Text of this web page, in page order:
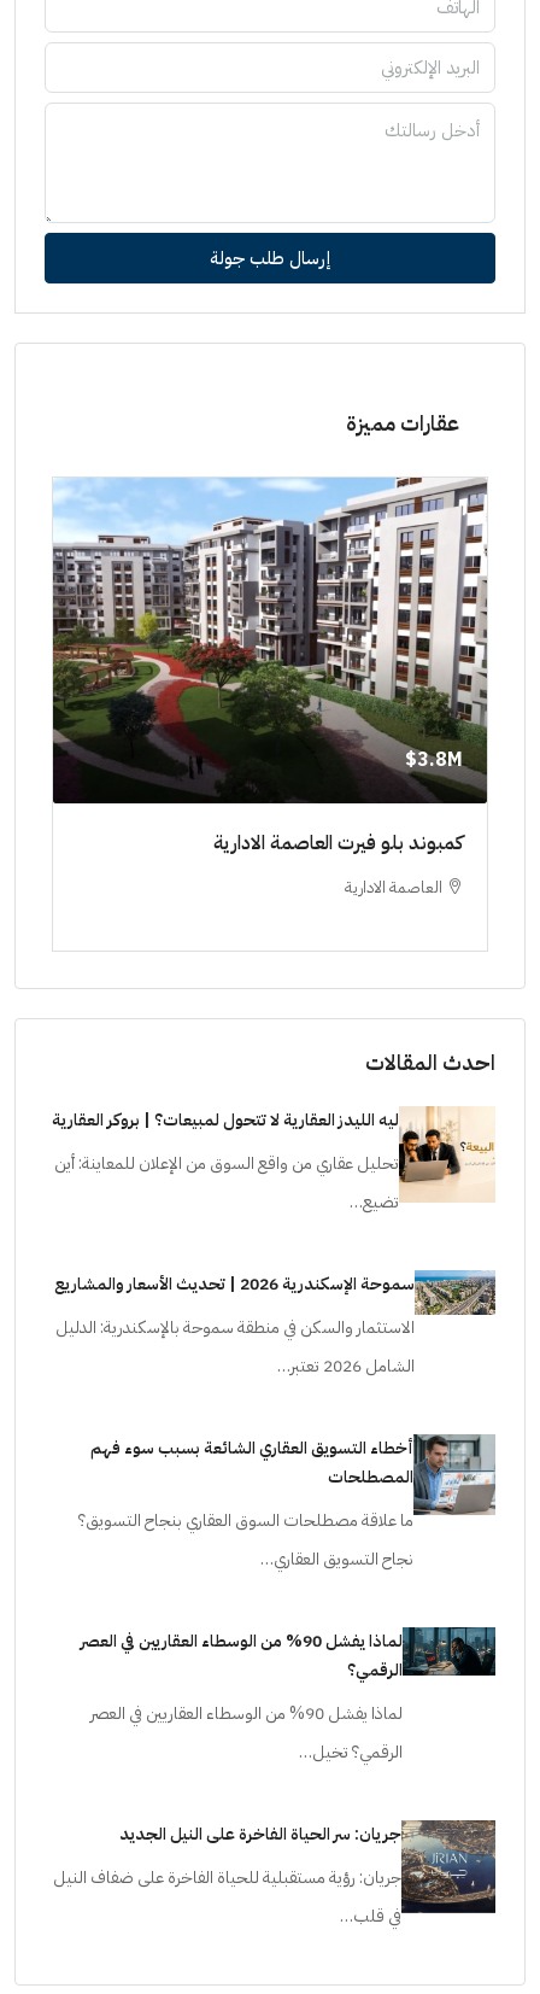
إرسال طلب جولة
عقارات مميزة
3.8M$
كمبوند بلو فيرت العاصمة الادارية
العاصمة الادارية
احدث المقالات
ليه الليدز العقارية لا تتحول لمبيعات؟ | بروكر العقارية
تحليل عقاري من واقع السوق من الإعلان للمعاينة: أين
تضيع…
سموحة الإسكندرية 2026 | تحديث الأسعار والمشاريع
الاستثمار والسكن في منطقة سموحة بالإسكندرية: الدليل
الشامل 2026 تعتبر…
أخطاء التسويق العقاري الشائعة بسبب سوء فهم
المصطلحات
ما علاقة مصطلحات السوق العقاري بنجاح التسويق؟
نجاح التسويق العقاري…
لماذا يفشل 90% من الوسطاء العقاريين في العصر
الرقمي؟
لماذا يفشل 90% من الوسطاء العقاريين في العصر
الرقمي؟ تخيل…
جريان: سر الحياة الفاخرة على النيل الجديد
جريان: رؤية مستقبلية للحياة الفاخرة على ضفاف النيل
في قلب…